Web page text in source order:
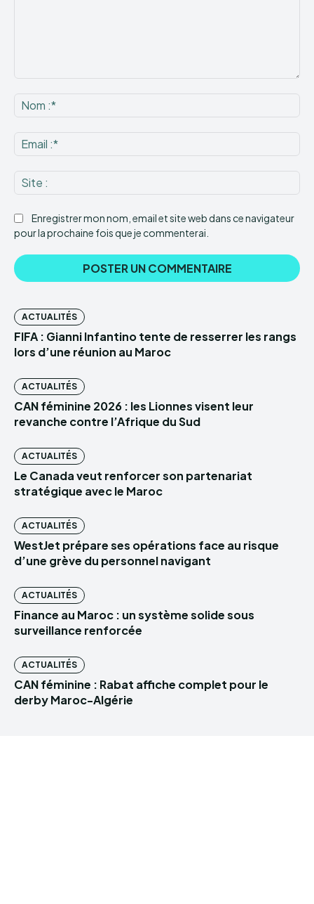
:*
:*
:
Enregistrer mon nom, email et site web dans ce navigateur
pour la prochaine fois que je commenterai.
ACTUALITÉS
FIFA : Gianni Infantino tente de resserrer les rangs
lors d’une réunion au Maroc
ACTUALITÉS
CAN féminine 2026 : les Lionnes visent leur
revanche contre l’Afrique du Sud
ACTUALITÉS
Le Canada veut renforcer son partenariat
stratégique avec le Maroc
ACTUALITÉS
WestJet prépare ses opérations face au risque
d’une grève du personnel navigant
ACTUALITÉS
Finance au Maroc : un système solide sous
surveillance renforcée
ACTUALITÉS
CAN féminine : Rabat affiche complet pour le
derby Maroc-Algérie